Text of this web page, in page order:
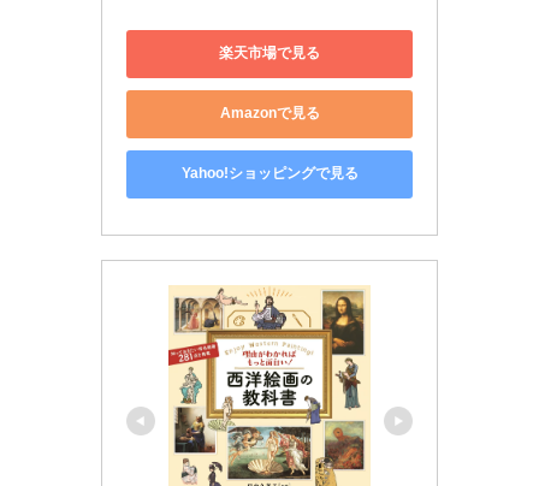
楽天市場で見る
Amazonで見る
Yahoo!ショッピングで見る